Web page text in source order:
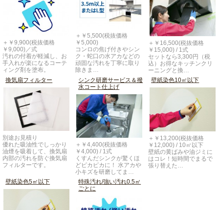
＋￥9,900(税抜価格
￥9,000)／式
汚れの付着が軽減し、お
手入れが楽になるコーテ
ィング剤を塗布。
＋￥5,500(税抜価格
￥5,000)
コンロの焦げ付きやシン
ク・蛇口の水アカなどの
頑固な汚れを丁寧に取り
除きま…
＋￥16,500(税抜価格
￥15,000) / 1式
セットなら3,300円（税
込）お得なキッチンクリ
ーニングと換…
換気扇フィルター
別途お見積り
優れた吸油性でしっかり
油煙を吸着して、換気扇
内部の汚れを防ぐ換気扇
フィルターです。
シンク研磨サービス＆撥
水コート仕上げ
＋￥4,400(税抜価格
￥4,000) / 1式
くすんだシンクが驚くほ
どピカピカに！ 水アカや
小キズを研磨してま…
壁紙染色10㎡以下
＋￥13,200(税抜価格
￥12,000) / 10㎡以下
壁紙の黄ばみや油ジミに
はコレ！短時間でまるで
張り替えた…
壁紙染色5㎡以下
特殊汚れ/強い汚れ0.5㎡
ごとに